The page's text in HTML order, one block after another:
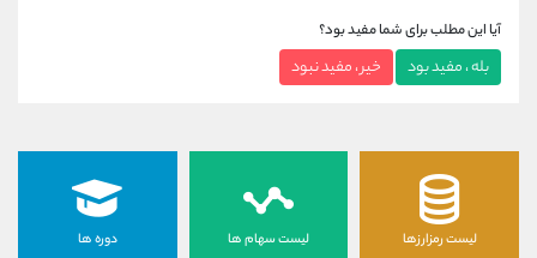
آیا این مطلب برای شما مفید بود؟
بله ، مفید بود خیر ، مفید نبود
لیست رمزارزها لیست سهام ها دوره ها